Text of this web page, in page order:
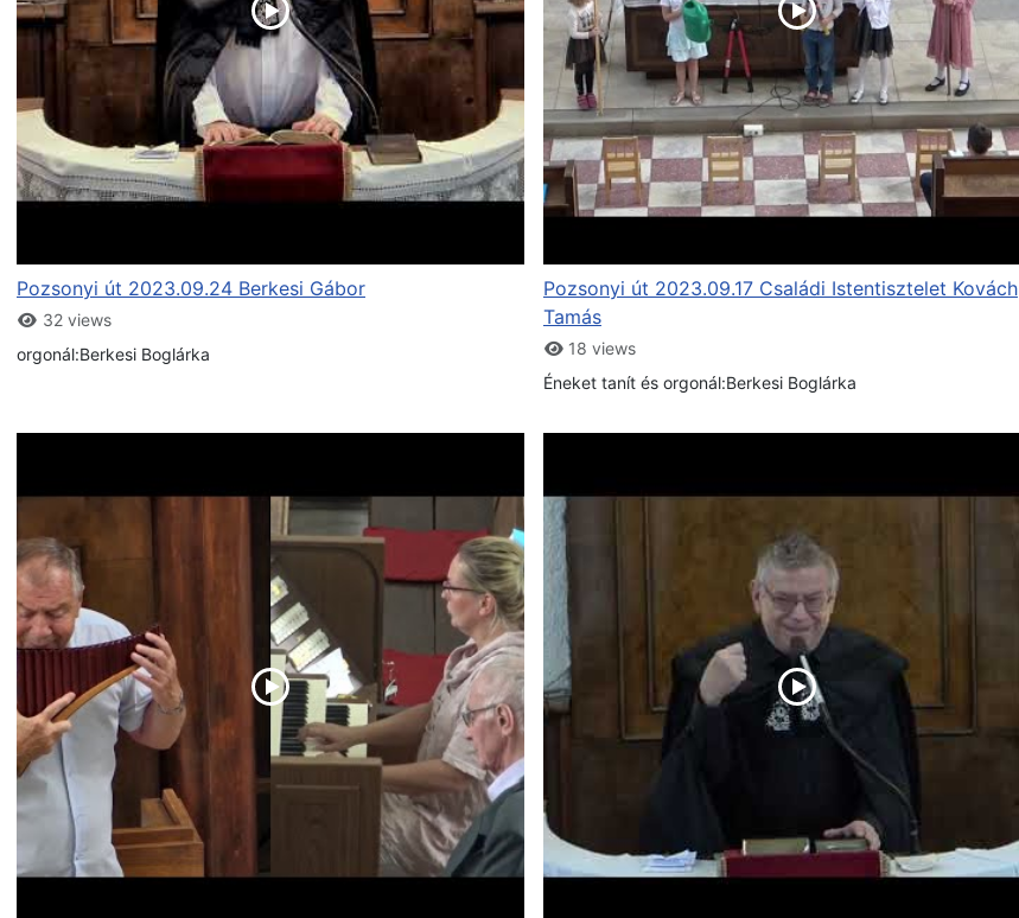
Pozsonyi út 2023.09.24 Berkesi Gábor
32 views
orgonál:Berkesi Boglárka
Pozsonyi út 2023.09.17 Családi Istentisztelet Kovách
Tamás
18 views
Éneket tanít és orgonál:Berkesi Boglárka